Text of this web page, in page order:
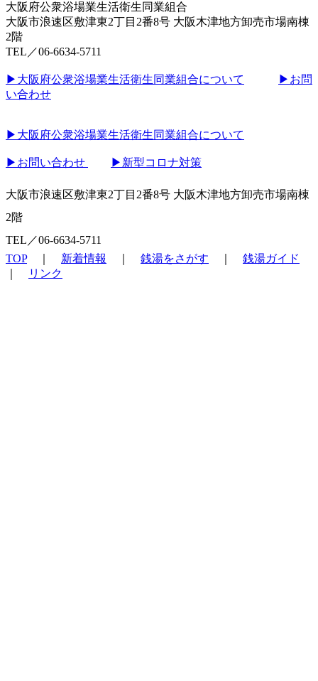
大阪府公衆浴場業生活衛生同業組合
大阪市浪速区敷津東2丁目2番8号 大阪木津地方卸売市場南棟
2階
TEL／06-6634-5711
▶︎大阪府公衆浴場業生活衛生同業組合について
▶︎お問
い合わせ
▶︎大阪府公衆浴場業生活衛生同業組合について
▶︎お問い合わせ ▶︎新型コロナ対策
大阪市浪速区敷津東2丁目2番8号 大阪木津地方卸売市場南棟
2階
TEL／06-6634-5711
TOP｜ 新着情報 銭湯をさがす
銭湯ガイド
リンク